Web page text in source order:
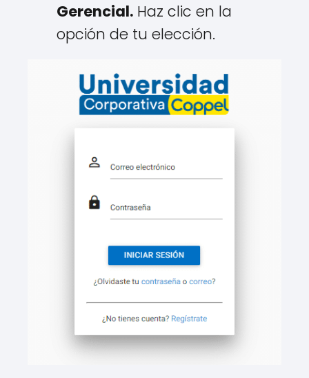
Gerencial. Haz clic en la
opción de tu elección.